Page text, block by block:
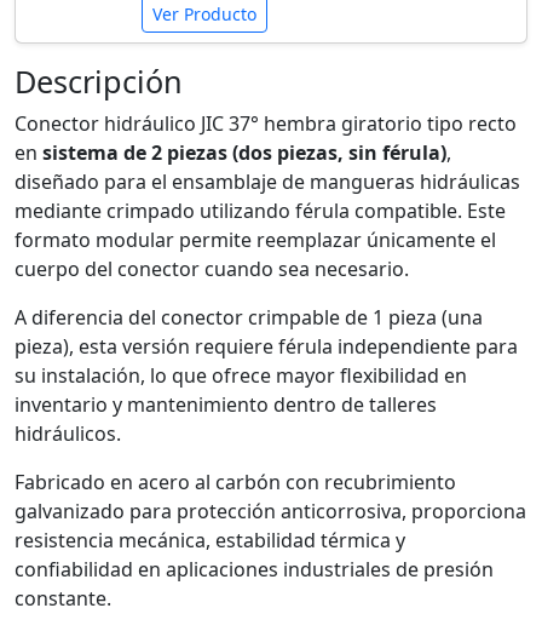
Ver Producto
Descripción
Conector hidráulico JIC 37° hembra giratorio tipo recto
en sistema de 2 piezas (dos piezas, sin férula),
diseñado para el ensamblaje de mangueras hidráulicas
mediante crimpado utilizando férula compatible. Este
formato modular permite reemplazar únicamente el
cuerpo del conector cuando sea necesario.
A diferencia del conector crimpable de 1 pieza (una
pieza), esta versión requiere férula independiente para
su instalación, lo que ofrece mayor flexibilidad en
inventario y mantenimiento dentro de talleres
hidráulicos.
Fabricado en acero al carbón con recubrimiento
galvanizado para protección anticorrosiva, proporciona
resistencia mecánica, estabilidad térmica y
confiabilidad en aplicaciones industriales de presión
constante.